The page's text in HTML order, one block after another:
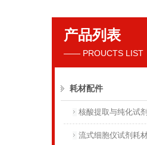
贝克曼库尔特国际贸易（
产品列表
—— PROUCTS LIST
耗材配件
核酸提取与纯化试剂
流式细胞仪试剂耗